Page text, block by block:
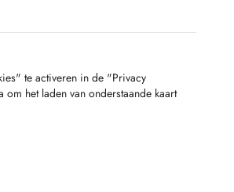
te activeren in de "Privacy
het laden van onderstaande kaart